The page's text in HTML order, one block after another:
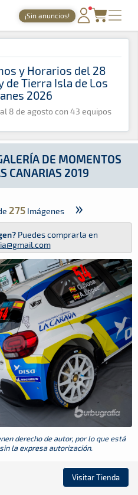
del motor desde 1999
¡Sin anuncios!
PORTADA
TIEMPOS ONLINE
NOTICIAS
AGENDA
GALERÍAS
TIENDA
ARCHIVO
» Galería de Momentos del
y Horarios del 28
de Tierra Isla de Los
2026
8 de agosto con 43 equipos
DE MOMENTOS
CANARIAS 2019
275 Imágenes »
Puedes comprarla en
derecho de autor, por lo que está
la expresa autorización.
Visitar Tienda